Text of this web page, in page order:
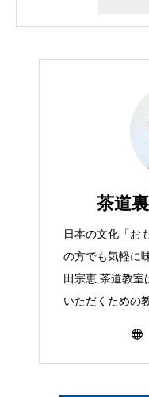
茶道
日本の文化「お
の方でも気軽に
田宗恵 茶道教室
いただくための